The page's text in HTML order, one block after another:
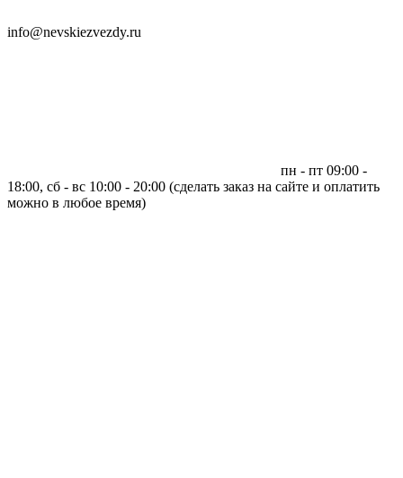
info@nevskiezvezdy.ru
пн - пт 09:00 -
18:00, сб - вс 10:00 - 20:00 (сделать заказ на сайте и оплатить
можно в любое время)